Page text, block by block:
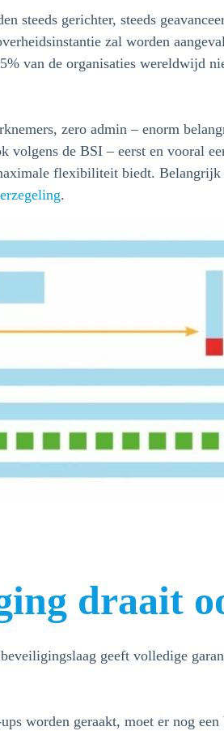
steeds gerichter, steeds
zal worden
van de organisaties wereldwijd
zero admin – enorm
de BSI – eerst en vooral
flexibiliteit biedt.
.
draait
geeft volledige
worden geraakt, moet er nog